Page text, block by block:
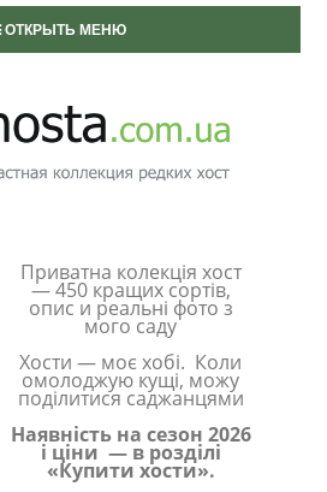
ОТКРЫТЬ МЕНЮ
Приватна колекція хост
— 450 кращих сортів,
опис и реальні фото з
мого саду
Хости — моє хобі. Коли
омолоджую кущі, можу
поділитися саджанцями
Наявність на сезон 2026
і ціни — в розділі
«Купити хости».